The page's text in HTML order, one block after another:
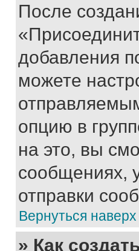
После
добавления
можете
опцию в
на это, вы
сообщениях,
отправки
Вернуться наверх
» Как